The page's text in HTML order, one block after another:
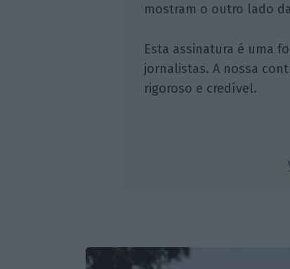
mostram o outro lado
Esta assinatura é uma
jornalistas. A nossa
rigoroso e credível.